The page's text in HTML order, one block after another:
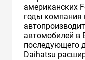
американских
годы компания
автомобилей в
последующего
Daihatsu